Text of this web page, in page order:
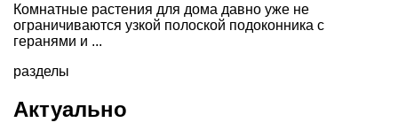
Комнатные растения для дома давно уже не
ограничиваются узкой полоской подоконника с
геранями и ...
разделы
Актуально